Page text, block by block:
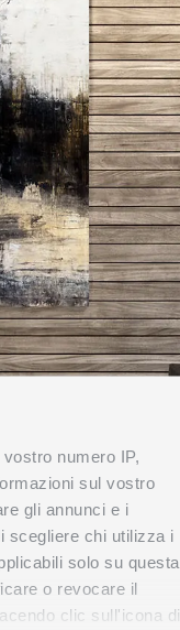
numero IP,
sul vostro
gli annunci e i
scegliere chi utilizza i
solo su questa
o revocare il
clic sull'icona di